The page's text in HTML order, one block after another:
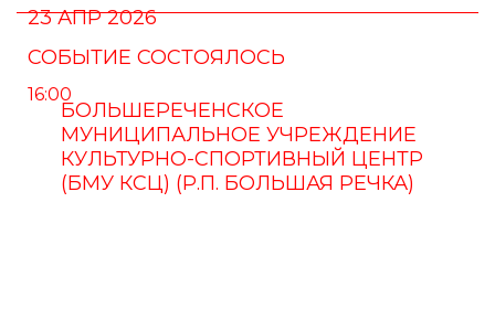
23 АПР 2026
СОБЫТИЕ СОСТОЯЛОСЬ
16:00
БОЛЬШЕРЕЧЕНСКОЕ
МУНИЦИПАЛЬНОЕ УЧРЕЖДЕНИЕ
КУЛЬТУРНО-СПОРТИВНЫЙ ЦЕНТР
(БМУ КСЦ) (Р.П. БОЛЬШАЯ РЕЧКА)